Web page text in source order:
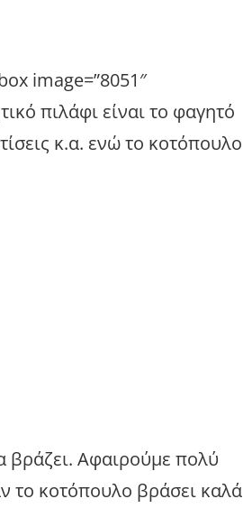
image=”8051″
πιλάφι είναι το φαγητό
κ.α. ενώ το κοτόπουλο
βράζει. Αφαιρούμε πολύ
το κοτόπουλο βράσει καλά